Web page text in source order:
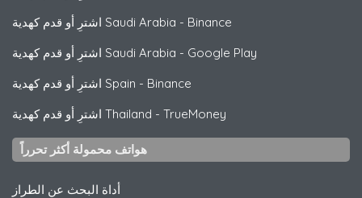
اشترِ أو قدم كهدية Saudi Arabia - Binance
اشترِ أو قدم كهدية Saudi Arabia - Google Play
اشترِ أو قدم كهدية Spain - Binance
اشترِ أو قدم كهدية Thailand - TrueMoney
هواتف محمولة أكثر تحرراً
أداة البحث عن الطراز